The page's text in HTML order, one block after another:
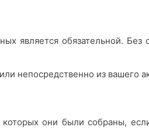
является обязательной. Без
или непосредственно из вашего
они были собраны,